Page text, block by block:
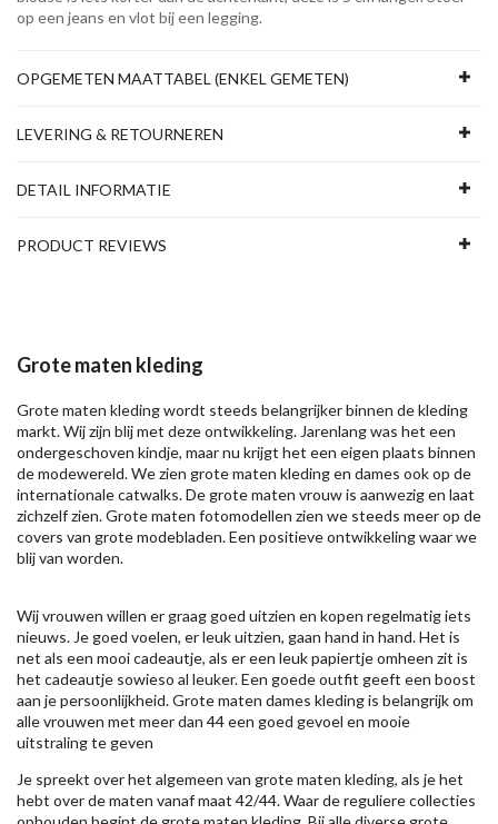
op een jeans en vlot bij een legging.
OPGEMETEN MAATTABEL (ENKEL GEMETEN)
LEVERING & RETOURNEREN
DETAIL INFORMATIE
PRODUCT REVIEWS
Grote maten kleding
Grote maten kleding wordt steeds belangrijker binnen de kleding
markt. Wij zijn blij met deze ontwikkeling. Jarenlang was het een
ondergeschoven kindje, maar nu krijgt het een eigen plaats binnen
de modewereld. We zien grote maten kleding en dames ook op de
internationale catwalks. De grote maten vrouw is aanwezig en laat
zichzelf zien. Grote maten fotomodellen zien we steeds meer op de
covers van grote modebladen. Een positieve ontwikkeling waar we
blij van worden.
Wij vrouwen willen er graag goed uitzien en kopen regelmatig iets
nieuws. Je goed voelen, er leuk uitzien, gaan hand in hand. Het is
net als een mooi cadeautje, als er een leuk papiertje omheen zit is
het cadeautje sowieso al leuker. Een goede outfit geeft een boost
aan je persoonlijkheid. Grote maten dames kleding is belangrijk om
alle vrouwen met meer dan 44 een goed gevoel en mooie
uitstraling te geven
Je spreekt over het algemeen van grote maten kleding, als je het
hebt over de maten vanaf maat 42/44. Waar de reguliere collecties